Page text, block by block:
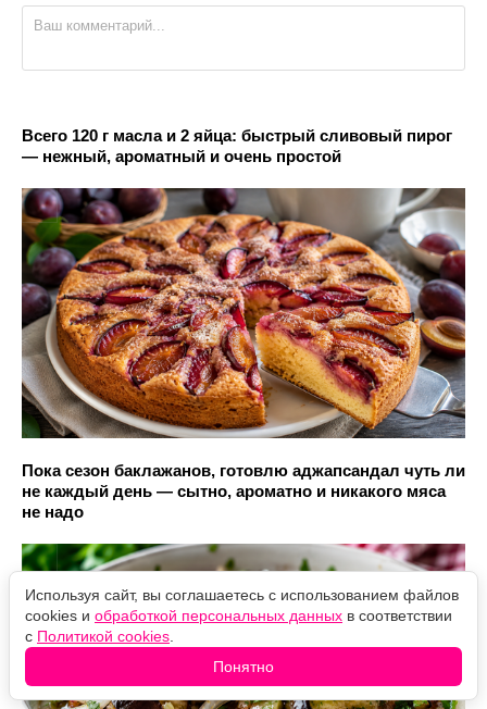
Всего 120 г масла и 2 яйца: быстрый сливовый пирог
— нежный, ароматный и очень простой
Пока сезон баклажанов, готовлю аджапсандал чуть ли
не каждый день — сытно, ароматно и никакого мяса
не надо
Используя сайт, вы соглашаетесь с использованием файлов
cookies и обработкой персональных данных в соответствии
с Политикой cookies
Понятно